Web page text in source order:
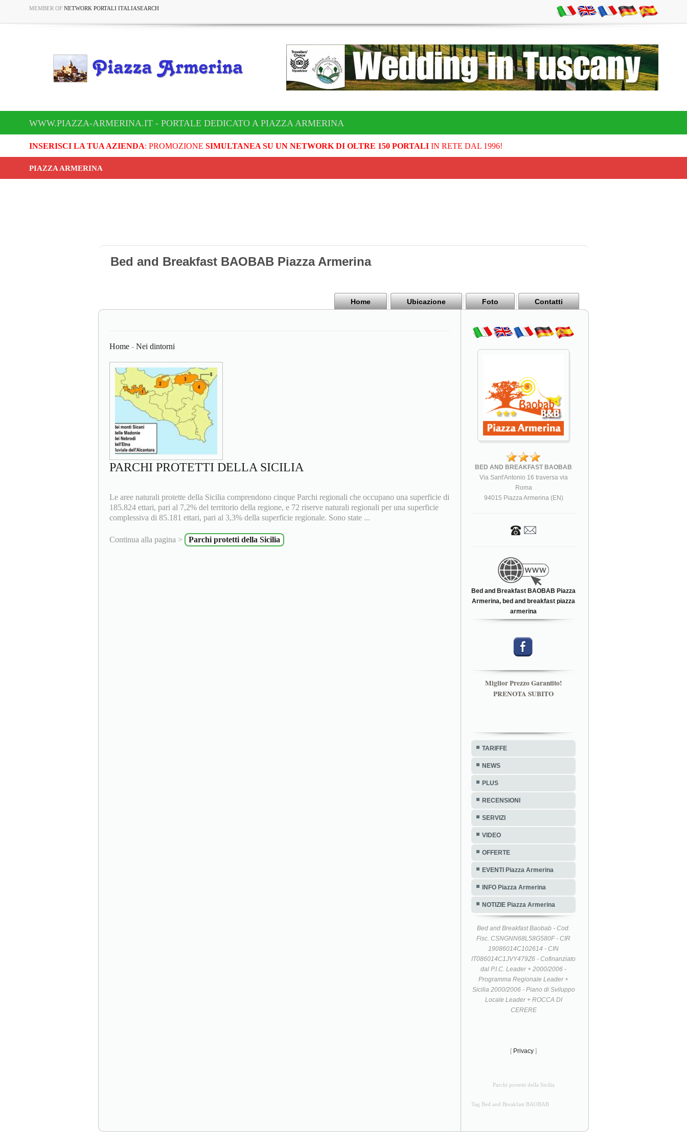
MEMBER OF NETWORK PORTALI ITALIASEARCH
WWW.PIAZZA-ARMERINA.IT - PORTALE DEDICATO A PIAZZA ARMERINA
INSERISCI LA TUA AZIENDA: PROMOZIONE SIMULTANEA SU UN NETWORK DI OLTRE 150 PORTALIIN RETE DAL 1996!
PIAZZA ARMERINA
Bed and Breakfast BAOBAB Piazza Armerina
Home Ubicazione Foto Contatti
Home - Nei dintorni
PARCHI PROTETTI DELLA SICILIA
Le aree naturali protette della Sicilia comprendono cinque Parchi regionali che occupano una superficie di
185.824 ettari, pari al 7,2% del territorio della regione, e 72 riserve naturali regionali per una superficie
complessiva di 85.181 ettari, pari al 3,3% della superficie regionale. Sono state ...
Continua alla pagina > Parchi protetti della Sicilia
BED AND BREAKFAST BAOBAB
Via Sant'Antonio 16 traversa via
Roma
94015 Piazza Armerina (EN)
Bed and Breakfast BAOBAB Piazza
Armerina, bed and breakfast piazza
armerina
Miglior Prezzo Garantito!
PRENOTA SUBITO
TARIFFE
NEWS
PLUS
RECENSIONI
SERVIZI
VIDEO
OFFERTE
EVENTI Piazza Armerina
INFO Piazza Armerina
NOTIZIE Piazza Armerina
Bed and Breakfast Baobab - Cod.
Fisc. CSNGNN68L58G580F - CIR
19086014C102614 - CIN
IT086014C1JVY479Z6 - Cofinanziato
dal P.I.C. Leader + 2000/2006 -
Programma Regionale Leader +
Sicilia 2000/2006 - Piano di Sviluppo
Locale Leader + ROCCA DI
CERERE
[ Privacy ]
Parchi protetti della Sicilia
Tag Bed and Breakfast BAOBAB